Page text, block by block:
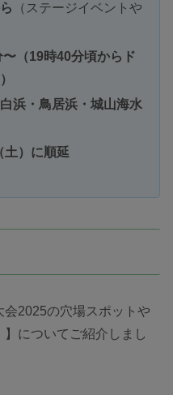
（ステージイベントや
（19時40分頃からド
浜・鳥居浜・城山海水
土）に順延
2025の穴場スポットや
についてご紹介しまし